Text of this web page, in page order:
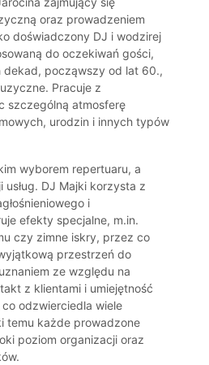
oraz prowadzeniem
doświadczony DJ i wodzirej
do oczekiwań gości,
począwszy od lat 60.,
Pracuje z
szczególną atmosferę
urodzin i innych typów
wyborem repertuaru, a
DJ Majki korzysta z
i
efekty specjalne, m.in.
czy zimne iskry, przez co
przestrzeń do
ze względu na
z klientami i umiejętność
odzwierciedla wiele
temu każde prowadzone
poziom organizacji oraz